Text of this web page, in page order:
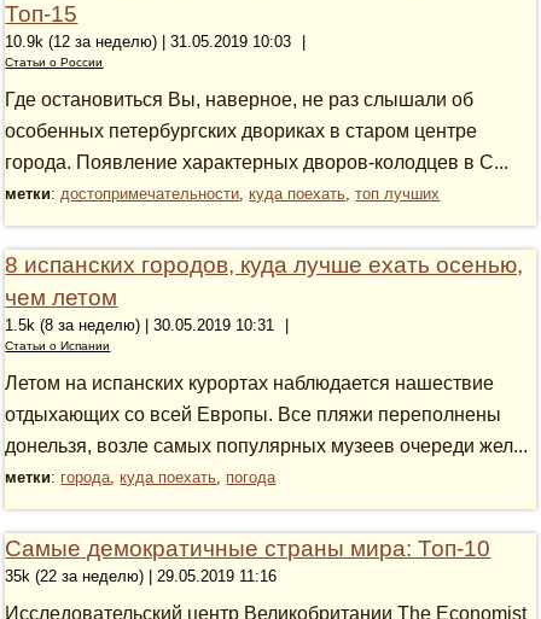
Топ-15
10.9k (12 за неделю) | 31.05.2019 10:03
Статьи о России
Где остановиться Вы, наверное, не раз слышали об
особенных петербургских двориках в старом центре
города. Появление характерных дворов-колодцев в С...
метки:достопримечательности,куда поехать,топ лучших
8 испанских городов, куда лучше ехать осенью,
чем летом
1.5k (8 за неделю) | 30.05.2019 10:31
Статьи о Испании
Летом на испанских курортах наблюдается нашествие
отдыхающих со всей Европы. Все пляжи переполнены
донельзя, возле самых популярных музеев очереди жел...
метки: города,куда поехать, погода
Самые демократичные страны мира: Топ-10
35k (22 за неделю) | 29.05.2019 11:16
Исследовательский центр Великобритании The Economist